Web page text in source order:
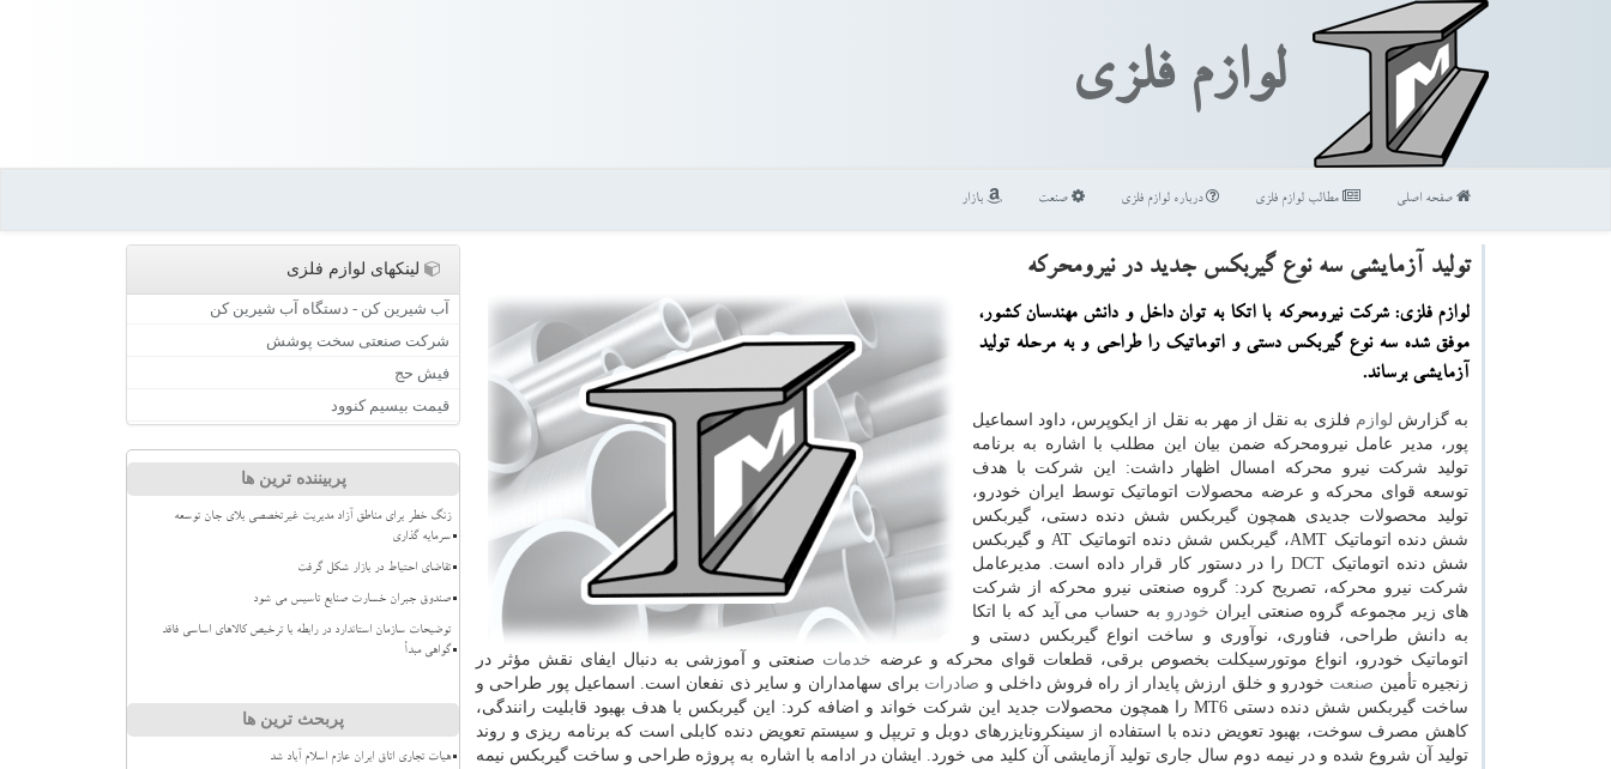
لوازم فلزی
صفحه اصلی مطالب لوازم فلزی درباره لوازم فلزی صنعت بازار
تولید آزمایشی سه نوع گیربكس جدید در نیرومحركه
لوازم فلزی: شركت نیرومحركه با اتكا به توان داخل و دانش مهندسان كشور،
موفق شده سه نوع گیربكس دستی و اتوماتیك را طراحی و به مرحله تولید
آزمایشی برساند.
به گزارش لوازم فلزی به نقل از مهر به نقل از ایکوپرس، داود اسماعیل
پور، مدیر عامل نیرومحرکه ضمن بیان این مطلب با اشاره به برنامه
تولید شرکت نیرو محرکه امسال اظهار داشت: این شرکت با هدف
توسعه قوای محرکه و عرضه محصولات اتوماتیک توسط ایران خودرو،
تولید محصولات جدیدی همچون گیربکس شش دنده دستی، گیربکس
شش دنده اتوماتیک AMT، گیربکس شش دنده اتوماتیک AT و گیربکس
شش دنده اتوماتیک DCT را در دستور کار قرار داده است. مدیرعامل
شرکت نیرو محرکه، تصریح کرد: گروه صنعتی نیرو محرکه از شرکت
های زیر مجموعه گروه صنعتی ایران خودرو به حساب می آید که با اتکا
به دانش طراحی، فناوری، نوآوری و ساخت انواع گیربکس دستی و
اتوماتیک خودرو، انواع موتورسیکلت بخصوص برقی، قطعات قوای محرکه و عرضه خدمات صنعتی و آموزشی به دنبال ایفای نقش مؤثر در
زنجیره تأمین صنعت خودرو و خلق ارزش پایدار از راه فروش داخلی و صادرات برای سهامداران و سایر ذی نفعان است. اسماعیل پور طراحی و
ساخت گیربکس شش دنده دستی MT6 را همچون محصولات جدید این شرکت خواند و اضافه کرد: این گیربکس با هدف بهبود قابلیت رانندگی،
کاهش مصرف سوخت، بهبود تعویض دنده با استفاده از سینکرونایزرهای دوبل و تریپل و سیستم تعویض دنده کابلی است که برنامه ریزی و روند
تولید آن شروع شده و در نیمه دوم سال جاری تولید آزمایشی آن کلید می خورد. ایشان در ادامه با اشاره به پروژه طراحی و ساخت گیربکس نیمه
لینکهای لوازم فلزی
آب شیرین کن - دستگاه آب شیرین کن
شرکت صنعتی سخت پوشش
فیش حج
قیمت بیسیم کنوود
پربیننده ترین ها
زنگ خطر برای مناطق آزاد مدیریت غیرتخصصی بلای جان توسعه
سرمایه گذاری
تقاضای احتیاط در بازار شکل گرفت
صندوق جبران خسارت صنایع تاسیس می شود
توضیحات سازمان استاندارد در رابطه با ترخیص کالاهای اساسی فاقد
گواهی مبدأ
پربحث ترین ها
هیات تجاری اتاق ایران عازم اسلام آباد شد